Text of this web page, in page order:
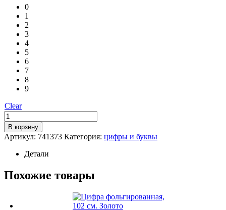
0
1
2
3
4
5
6
7
8
9
Clear
Количество
Цифра
фольгированная,
102
В корзину
Артикул: 741373 Категория: цифры и буквы
Детали
Похожие товары
Этот
товар